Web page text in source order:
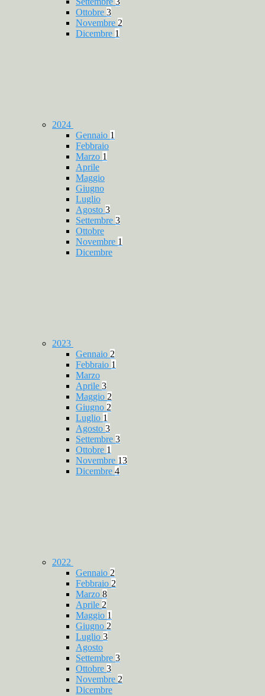
Ottobre 3
Novembre 2
Dicembre 1
2024
Gennaio 1
Febbraio
Marzo 1
Aprile
Maggio
Giugno
Luglio
Agosto 3
Settembre 3
Ottobre
Novembre 1
Dicembre
2023
Gennaio 2
Febbraio 1
Marzo
Aprile 3
Maggio 2
Giugno 2
Luglio 1
Agosto 3
Settembre 3
Ottobre 1
Novembre 13
Dicembre 4
2022
Gennaio 2
Febbraio 2
Marzo 8
Aprile 2
Maggio 1
Giugno 2
Luglio 3
Agosto
Settembre 3
Ottobre 3
Novembre 2
Dicembre